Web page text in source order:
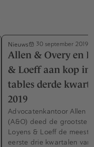
Nieuws 30 september 2019
Allen & Overy en
& Loeff aan kop in
tables derde
2019
Advocatenkantoor Allen
(A&O) deed de grootste
Loyens & Loeff de
eerste drie kwartalen van